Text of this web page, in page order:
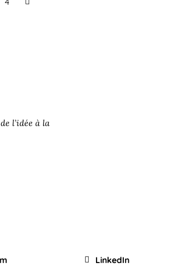
Next
l’idée à la
LinkedIn